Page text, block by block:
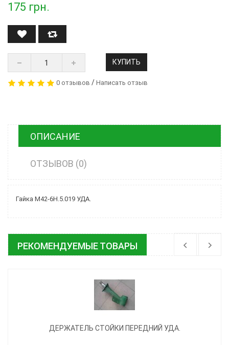
175 грн.
КУПИТЬ
0 отзывов / Написать отзыв
ОПИСАНИЕ
ОТЗЫВОВ (0)
Гайка М42-6Н.5.019 УДА.
РЕКОМЕНДУЕМЫЕ ТОВАРЫ
ДЕРЖАТЕЛЬ СТОЙКИ ПЕРЕДНИЙ УДА.